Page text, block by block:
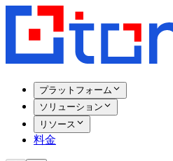
プラットフォーム
ソリューション
リソース
料金